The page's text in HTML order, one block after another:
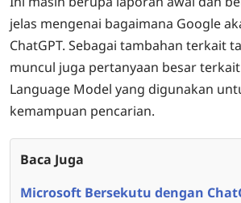
jelas mengenai bagaimana Google
ChatGPT. Sebagai tambahan terkait
muncul juga pertanyaan besar
Language Model yang digunakan
kemampuan pencarian.
Baca Juga
Microsoft Bersekutu dengan